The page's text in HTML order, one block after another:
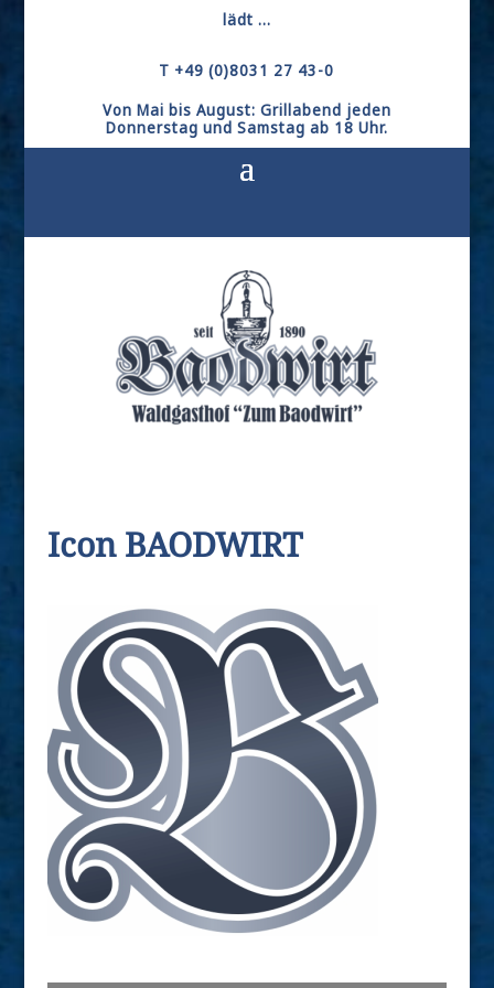
lädt ...
T +49 (0)8031 27 43-0
Von Mai bis August: Grillabend jeden
Donnerstag und Samstag ab 18 Uhr.
Icon BAODWIRT